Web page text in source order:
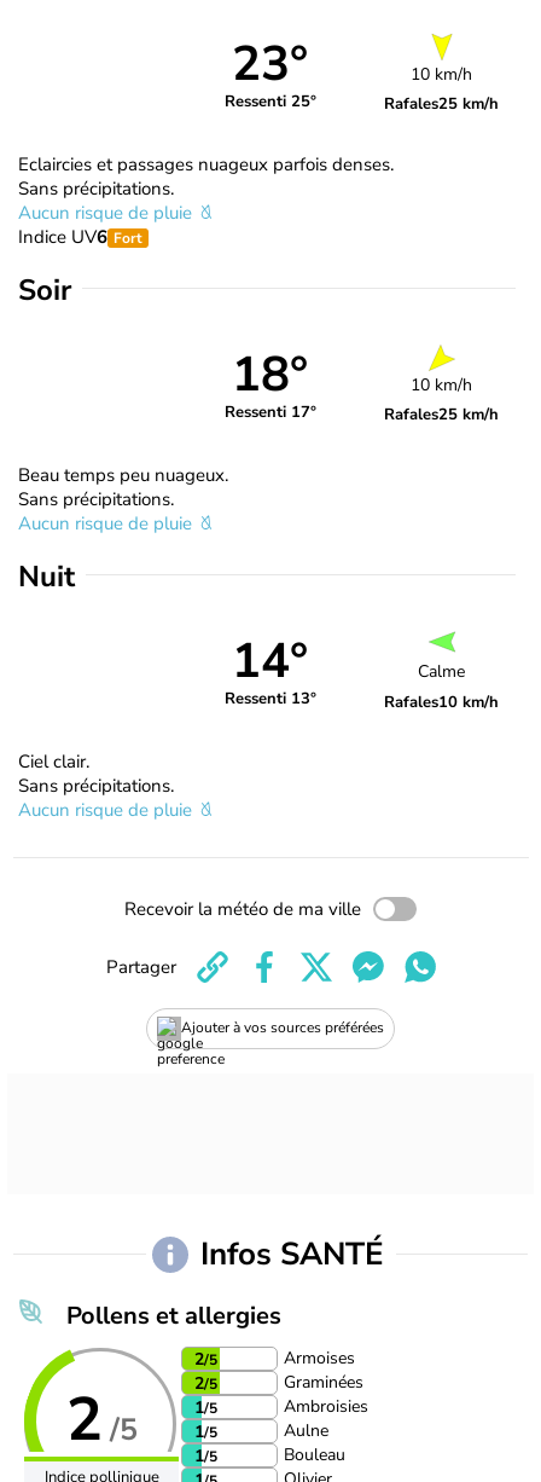
23°
Ressenti 25°
10 km/h
Rafales25 km/h
Eclaircies et passages nuageux parfois denses.
Sans précipitations.
Aucun risque de pluie
Indice UV6 Fort
Soir
18°
Ressenti 17°
10 km/h
Rafales25 km/h
Beau temps peu nuageux.
Sans précipitations.
Aucun risque de pluie
Nuit
14°
Ressenti 13°
Calme
Rafales10 km/h
Ciel clair.
Sans précipitations.
Aucun risque de pluie
Recevoir la météo de ma ville
Ajouter à vos sources préférées
Partager
Infos SANTÉ
Pollens et allergies
2 /5
Indice pollinique
2/5
Armoises
2/5
Graminées
1/5
Ambroisies
1/5
Aulne
1/5
Bouleau